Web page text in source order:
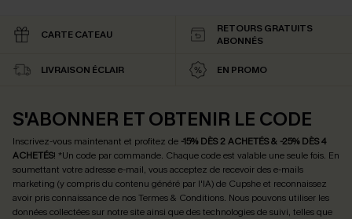
CARTE CATEAU
RETOURS GRATUITS
ABONNÉS
LIVRAISON ÉCLAIR EN PROMO
S'ABONNER ET OBTENIR LE CODE
Inscrivez-vous maintenant et profitez de -15% DÈS 2 ACHETÉS & -25% DÈS 4
ACHETÉS! *Un code par commande. Chaque code est valable une seule fois. En
soumettant votre adresse e-mail, vous acceptez de recevoir des e-mails
marketing (y compris du contenu généré par l'IA) de Cupshe et reconnaissez
avoir pris connaissance de nosTermes & Conditions. Nous pouvons utiliser les
données collectées sur notre site ainsi que des technologies de suivi, telles que